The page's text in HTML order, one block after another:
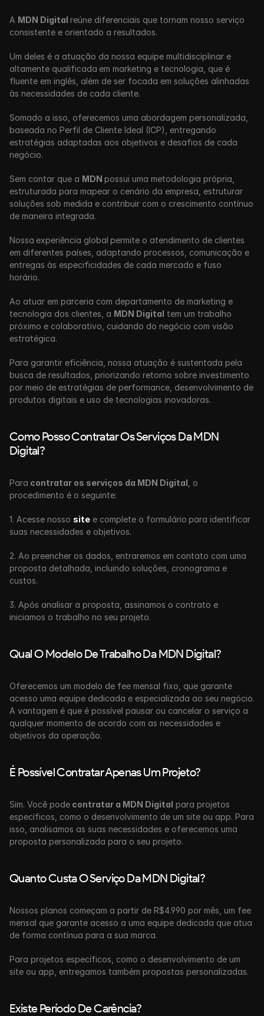
A MDN Digital reúne diferenciais que tornam nosso serviço
consistente e orientado a resultados.
Um deles é a atuação da nossa equipe multidisciplinar e
altamente qualificada em marketing e tecnologia, que é
fluente em inglês, além de ser focada em soluções alinhadas
às necessidades de cada cliente.
Somado a isso, oferecemos uma abordagem personalizada,
baseada no Perfil de Cliente Ideal (ICP), entregando
estratégias adaptadas aos objetivos e desafios de cada
negócio.
Sem contar que a MDN possui uma metodologia própria,
estruturada para mapear o cenário da empresa, estruturar
soluções sob medida e contribuir com o crescimento contínuo
de maneira integrada.
Nossa experiência global permite o atendimento de clientes
em diferentes países, adaptando processos, comunicação e
entregas às especificidades de cada mercado e fuso
horário.
Ao atuar em parceria com departamento de marketing e
tecnologia dos clientes, a MDN Digital tem um trabalho
próximo e colaborativo, cuidando do negócio com visão
estratégica.
Para garantir eficiência, nossa atuação é sustentada pela
busca de resultados, priorizando retorno sobre investimento
por meio de estratégias de performance, desenvolvimento de
produtos digitais e uso de tecnologias inovadoras.
Como Posso Contratar Os Serviços Da MDN
Digital?
Para contratar os serviços da MDN Digital , o
procedimento é o seguinte:
1. Acesse nosso site e complete o formulário para identificar
suas necessidades e objetivos.
2. Ao preencher os dados, entraremos em contato com uma
proposta detalhada, incluindo soluções, cronograma e
custos.
3. Após analisar a proposta, assinamos o contrato e
iniciamos o trabalho no seu projeto.
Qual O Modelo De Trabalho Da MDN Digital?
Oferecemos um modelo de fee mensal fixo, que garante
acesso uma equipe dedicada e especializada ao seu negócio.
A vantagem é que é possível pausar ou cancelar o serviço a
qualquer momento de acordo com as necessidades e
objetivos da operação.
É Possível Contratar Apenas Um Projeto?
Sim. Você pode contratar a MDN Digital para projetos
específicos, como o desenvolvimento de um site ou app. Para
isso, analisamos as suas necessidades e oferecemos uma
proposta personalizada para o seu projeto.
Quanto Custa O Serviço Da MDN Digital?
Nossos planos começam a partir de R$4.990 por mês, um fee
mensal que garante acesso a uma equipe dedicada que atua
de forma contínua para a sua marca.
Para projetos específicos, como o desenvolvimento de um
site ou app, entregamos também propostas personalizadas.
Existe Período De Carência?